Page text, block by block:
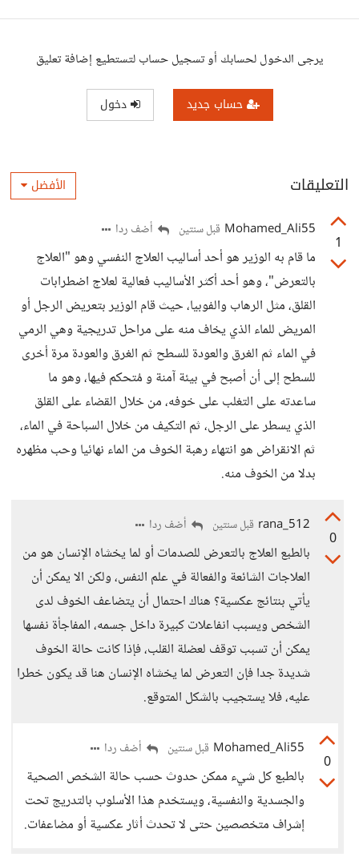
يرجى الدخول لحسابك أو تسجيل حساب لتستطيع إضافة تعليق
حساب جديد دخول
التعليقات الأفضل
1
Mohamed_Ali55 قبل سنتين أضف ردا
ما قام به الوزير هو أحد أساليب العلاج النفسي وهو "العلاج
بالتعرض"، وهو أحد أكثر الأساليب فعالية لعلاج اضطرابات
القلق، مثل الرهاب والفوبيا، حيث قام الوزير بتعريض الرجل أو
المريض للماء الذي يخاف منه على مراحل تدريجية وهي الرمي
في الماء ثم الغرق والعودة للسطح ثم الغرق والعودة مرة أخرى
للسطح إلى أن أصبح في بيئة آمنة و مُتحكم فيها، وهو ما
ساعدته على التغلب على خوفه، من خلال القضاء على القلق
الذي يسطر على الرجل، ثم التكيف من خلال السباحة في الماء،
ثم الانقراض هو انتهاء رهبة الخوف من الماء نهائيا وحب مظهره
بدلا من الخوف منه.
0
rana_512 قبل سنتين أضف ردا
بالطبع العلاج بالتعرض للصدمات أو لما يخشاه الإنسان هو من
العلاجات الشائعة والفعالة في علم النفس، ولكن الا يمكن أن
يأتي بنتائج عكسية؟ هناك احتمال أن يتضاعف الخوف لدى
الشخص ويسبب انفاعلات كبيرة داخل جسمه، المفاجأة نفسها
يمكن أن تسبب توقف لعضلة القلب، فإذا كانت حالة الخوف
شديدة جدا فإن التعرض لما يخشاه الإنسان هنا قد يكون خطرا
عليه، فلا يستجيب بالشكل المتوقع.
0
Mohamed_Ali55 قبل سنتين أضف ردا
بالطبع كل شيء ممكن حدوث حسب حالة الشخص الصحية
والجسدية والنفسية، ويستخدم هذا الأسلوب بالتدريج تحت
إشراف متخصصين حتى لا تحدث أثار عكسية أو مضاعفات.